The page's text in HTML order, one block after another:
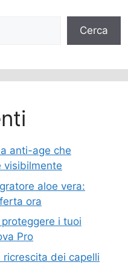
Cerca
anti-age che
visibilmente
aloe vera:
ora
i tuoi
Pro
ricrescita dei capelli